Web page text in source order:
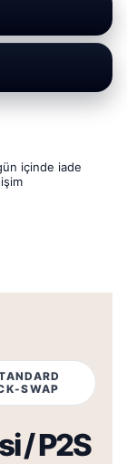
içinde iade
SWAP
/ P2S